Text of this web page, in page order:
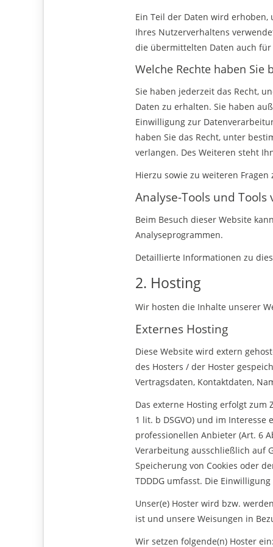
Ein Teil der Daten wird
Ihres Nutzerverhaltens
die übermittelten Daten auch
Welche Rechte haben Sie
Sie haben jederzeit das Recht,
Daten zu erhalten. Sie haben
Einwilligung zur
haben Sie das Recht, unter
verlangen. Des Weiteren steht
Hierzu sowie zu weiteren
Analyse-Tools und
Beim Besuch dieser Website
Analyseprogrammen.
Detaillierte Informationen zu
2. Hosting
Wir hosten die Inhalte unserer
Externes Hosting
Diese Website wird extern
des Hosters / der Hoster
Vertragsdaten, Kontaktdaten,
Das externe Hosting erfolgt
1 lit. b DSGVO) und im
professionellen Anbieter (Art. 6
Verarbeitung ausschließlich auf
Speicherung von Cookies oder
TDDDG umfasst. Die
Unser(e) Hoster wird bzw.
ist und unsere Weisungen in
Wir setzen folgende(n) Hoster